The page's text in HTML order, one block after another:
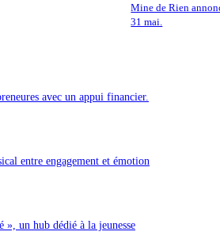
Mine de Rien
31 mai.
avec un appui financier.
entre engagement et émotion
», un hub dédié à la jeunesse